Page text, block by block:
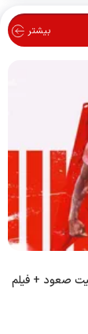
بیشتر